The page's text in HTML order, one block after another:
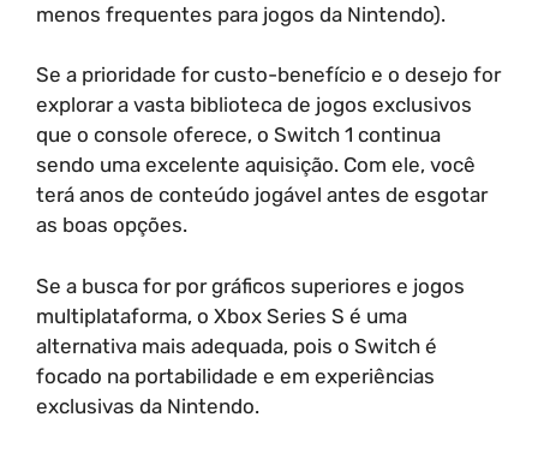
menos frequentes para jogos da Nintendo).
Se a prioridade for custo-benefício e o desejo for
explorar a vasta biblioteca de jogos exclusivos
que o console oferece, o Switch 1 continua
sendo uma excelente aquisição. Com ele, você
terá anos de conteúdo jogável antes de esgotar
as boas opções.
Se a busca for por gráficos superiores e jogos
multiplataforma, o Xbox Series S é uma
alternativa mais adequada, pois o Switch é
focado na portabilidade e em experiências
exclusivas da Nintendo.